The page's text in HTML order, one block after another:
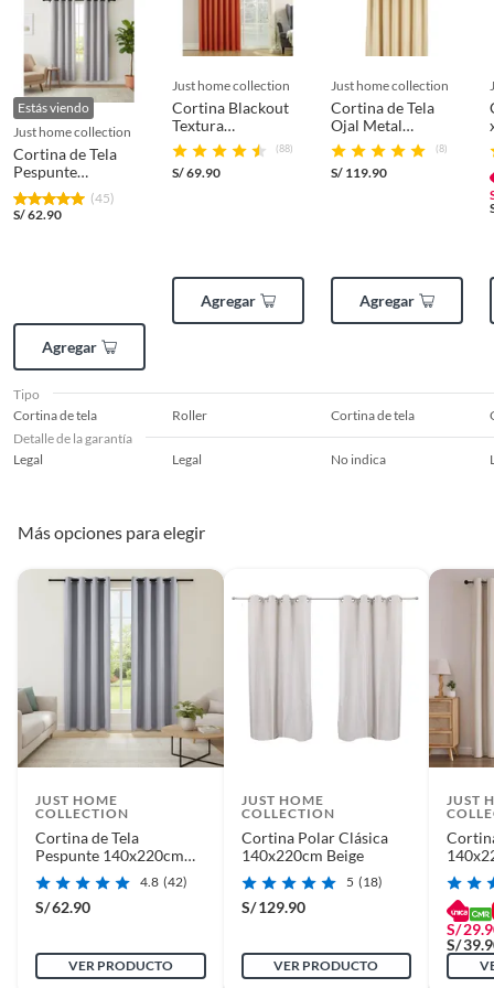
deberá contar con todos sus accesorios, manuales de uso y con el
empaque original en perfectas condiciones (sin rayas, piquetes,
abolladuras, manchas, etc.).
Estás viendo
just home collection
Cortina de Tela
Pespunte
140x220cm Crudo
(45)
S/62.90
Agregar
just home collection
Cortina Blackout
Textura
200x220cm
Terracota
(88)
S/69.90
Agregar
just home collection
Cortina de Tela
Ojal Metal
210x240cm Crema
(8)
S/ 119.90
Agregar
Tipo
Cortina de tela
Roller Cortina de tela
Detalle de la garantía
Legal
Legal No indica
Más opciones para elegir
JUST HOME
COLLECTION
Cortina de Tela
Pespunte 140x220cm
Gris
4.8 (42)
S/62.90
VER PRODUCTO
JUST HOME
COLLECTION
Cortina Polar Clásica
140x220cm Beige
5 (18)
S/ 129.90
VER PRODUCTO
JUST
S/
S/